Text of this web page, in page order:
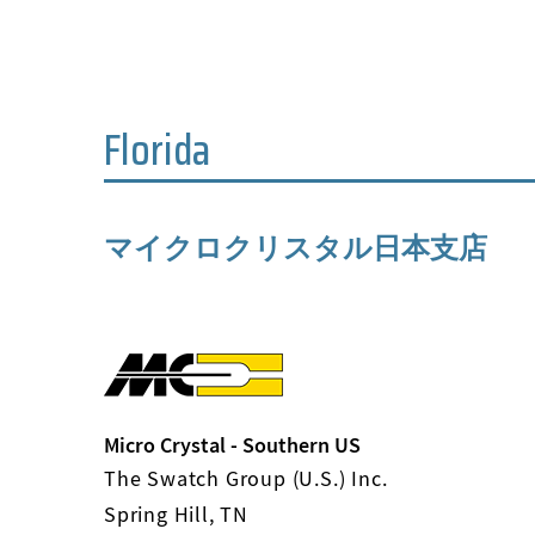
Florida
マイクロクリスタル日本支店
Micro Crystal - Southern US
The Swatch Group (U.S.) Inc.
Spring Hill, TN